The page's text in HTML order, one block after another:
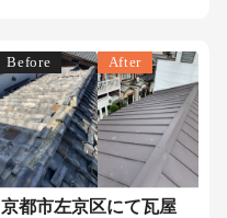
Before After
京都市左京区にて瓦屋